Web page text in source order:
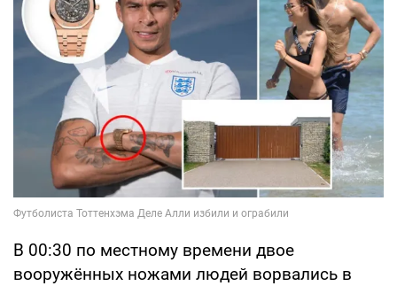
В 00:30 по местному времени двое
вооружённых ножами людей ворвались в